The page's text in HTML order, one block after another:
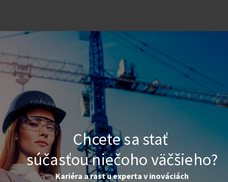
Chcete sa stať
súčasťou niečoho väčšieho?
Kariéra a rast u experta v inováciách